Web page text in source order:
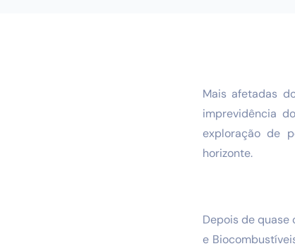
Mais afetadas
imprevidência
exploração de
horizonte.
Depois de quase
e